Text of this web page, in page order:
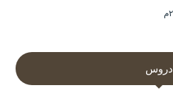
دروس